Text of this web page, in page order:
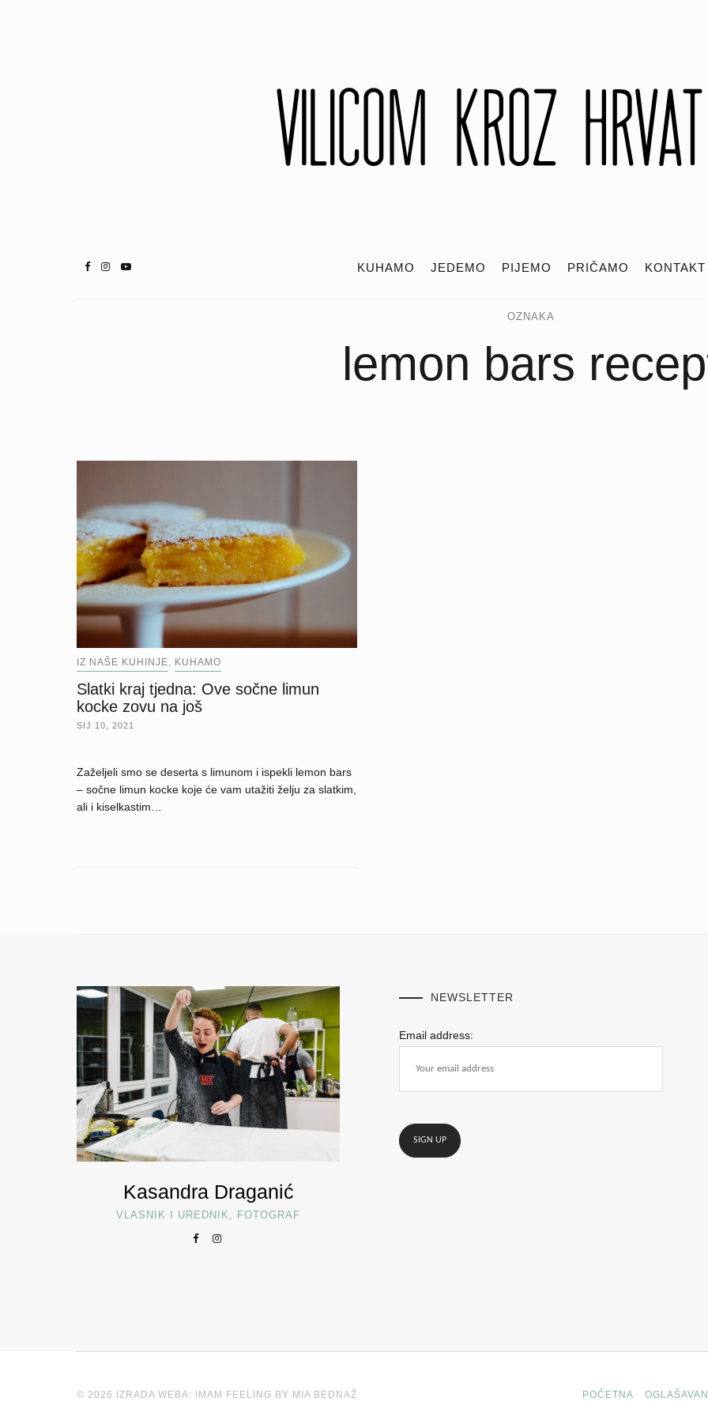
KUHAMO JEDEMO PIJEMO PRIČAMO KONTAKT
OZNAKA
lemon bars
IZ NAŠE KUHINJE KUHAMO
Slatki kraj tjedna: Ove sočne limun
kocke zovu na još
SIJ 10, 2021
Zaželjeli smo se deserta s limunom i ispekli lemon bars
– sočne limun kocke koje će vam utažiti želju za slatkim,
ali i kiselkastim…
Kasandra Draganić
VLASNIK I UREDNIK, FOTOGRAF
NEWSLETTER
Email address:
© 2026 IZRADA WEBA: IMAM FEELING BY MIA BEDNAŽ POČETNA